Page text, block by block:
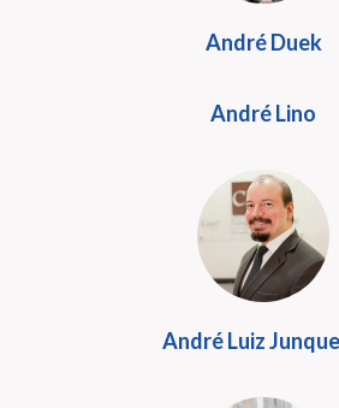
André Duek
André Lino
André Luiz